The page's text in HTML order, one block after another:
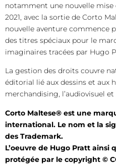
notamment une nouvelle mise
2021, avec la sortie de Corto
nouvelle aventure commence
des titres spéciaux pour le
imaginaires tracées par Hugo
La gestion des droits couvre
éditorial lié aux dessins et aux
merchandising, l’audiovisuel
Corto Maltese® est une
international. Le nom et la
des Trademark.
L’oeuvre de Hugo Pratt
protégée par le copyright ©